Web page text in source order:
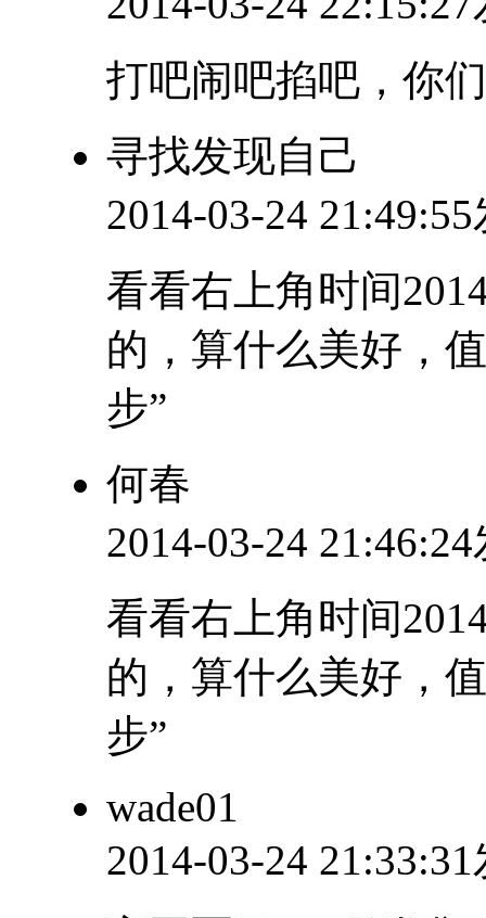
打吧闹吧掐吧，你
寻找发现自己
2014-03-24
看看右上角时间
的，算什么美好，
步”
何春
2014-03-24
看看右上角时间
的，算什么美好，
步”
wade01
2014-03-24